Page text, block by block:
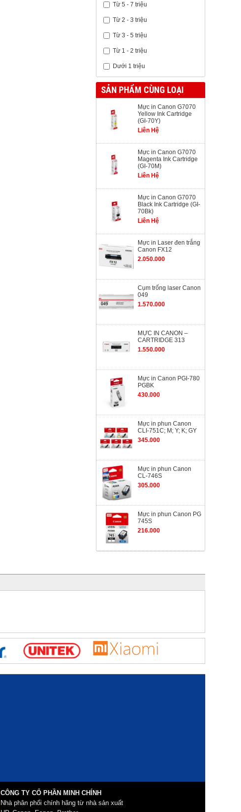
Từ 5 - 7 triệu
Từ 2 - 3 triệu
Từ 3 - 5 triệu
Từ 1 - 2 triệu
Dưới 1 triệu
SẢN PHẨM CÙNG LOẠI
Mực in Canon G7070
Yellow Ink Cartridge
(GI-70Y)
Liên Hệ
Mực in Canon G7070
Magenta Ink Cartridge
(GI-70M)
Liên Hệ
Mực in Canon G7070
Black Ink Cartridge (GI-
70Bk)
Liên Hệ
Mực in Laser đen trắng
Canon FX12
2.050.000
Cụm trống laser Canon
049
1.570.000
MỰC IN CANON –
CARTRIDGE 313
1.550.000
Mực in Canon PGI-780
PGBK
430.000
Mực in phun Canon
CLI-751C; M; Y; K; GY
345.000
Mực in phun Canon
CL-746S
305.000
Mực in phun Canon PG
745S
216.000
CÔNG TY CỔ PHẦN MINH CHÍNH
Nhà phân phối chính hãng từ nhà sản xuất